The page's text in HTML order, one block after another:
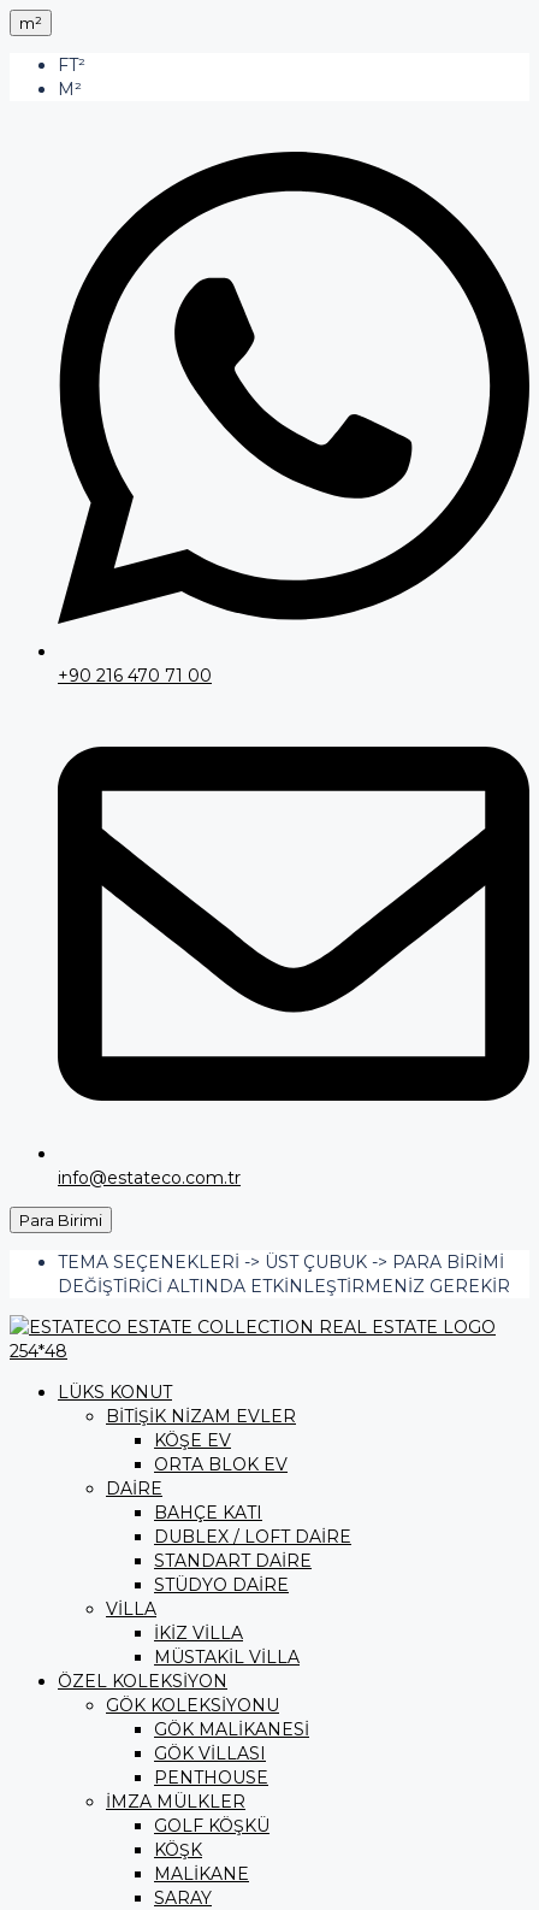
m²
FT²
M²
+90 216 470 71 00
info@estateco.com.tr
Para Birimi
TEMA SEÇENEKLERI -> ÜST ÇUBUK -> PARA BIRIMI
DEĞIŞTIRICI ALTINDA ETKINLEŞTIRMENIZ GEREKIR
LÜKS KONUT
BİTİŞİK NİZAM EVLER
KÖŞE EV
ORTA BLOK EV
DAİRE
BAHÇE KATI
DUBLEX / LOFT DAİRE
STANDART DAİRE
STÜDYO DAİRE
VİLLA
İKİZ VİLLA
MÜSTAKİL VİLLA
ÖZEL KOLEKSİYON
GÖK KOLEKSİYONU
GÖK MALİKANESİ
GÖK VİLLASI
PENTHOUSE
İMZA MÜLKLER
GOLF KÖŞKÜ
KÖŞK
MALİKANE
SARAY